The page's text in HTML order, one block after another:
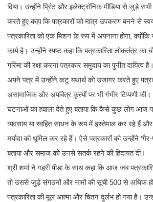
दिया। उन्होंने प्रिंट और इलेक्ट्रॉनिक मीडिया से जुड़े सभी
करते हुए कहा कि पत्रकारों को मात्र उपकरण बनने से
पत्रकारिता को एक मिशन के रूप में अपनाना होगा, क्योंकि
कार्य है। उन्होंने स्पष्ट कहा कि पत्रकारिता लोकतंत्र का
गरिमा की रक्षा करना पत्रकार समुदाय का पुनीत दायित्व है।
अपने पत्र में उन्होंने कटु यथार्थ को उजागर करते हुए
असामाजिक और अपवित्र कृत्यों पर भी गंभीर टिप्पणी
घटनाओं का हवाला देते हुए बताया कि कैसे कुछ लोग आज
व्यवसाय या स्वहित साधन के रूप में इस्तेमाल कर रहे हैं और
मर्यादा को धूमिल कर रहे हैं। ऐसे पत्रकारों को उन्होंने ‘गैर-
बताया और समाज को उनसे सतर्क रहने की हिदायत दी।
श्री शर्मा ने गहरी पीड़ा के साथ कहा कि आज जब
तो उससे जुड़े संगठनों और नामों की सूची 500 से अधिक
पत्रकारिता की मूल आत्मा और चिंतन दुर्लभ हो गया है।